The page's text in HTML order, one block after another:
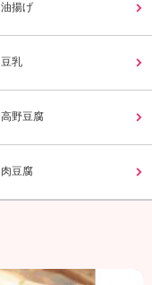
油揚げ
豆乳
高野豆腐
肉豆腐